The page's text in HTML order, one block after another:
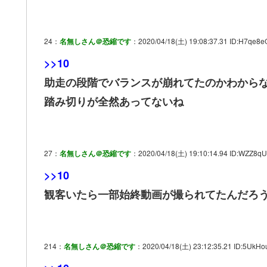
24： 名無しさん＠恐縮です ：2020/04/18(土) 19:08:37.31
>>10
助走の段階でバランスが崩れてたのかわから
踏み切りが全然あってないね
27： 名無しさん＠恐縮です ：2020/04/18(土) 19:10:14.94
>>10
観客いたら一部始終動画が撮られてたんだろ
214： 名無しさん＠恐縮です ：2020/04/18(土) 23:12:35.21